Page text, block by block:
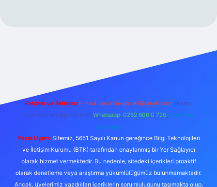
Reklam ve İletişim: E-mail: backlinkpaneli@gmail.com Teams:
forumhizmeti@gmail.com Whatsapp: 0262 606 0 726 Telegram:
@karabul
Yasal Uyarı: Sitemiz, 5651 Sayılı Kanun gereğince Bilgi Teknolojileri
ve İletişim Kurumu (BTK) tarafından onaylanmış bir Yer Sağlayıcı
olarak hizmet vermektedir. Bu nedenle, sitedeki içerikleri proaktif
olarak denetleme veya araştırma yükümlülüğümüz bulunmamaktadır.
Ancak, üyelerimiz yazdıkları içeriklerin sorumluluğunu taşımakta olup,